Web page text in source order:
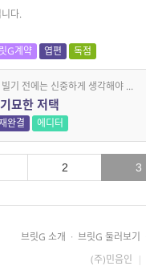
다.
G계약 엽편 독점
기 전에는 신중하게 생각해야 ...
묘한 저택
완결 에디터
2 3
브릿G 소개 · 브릿G 둘러보기
(주)민음인 |